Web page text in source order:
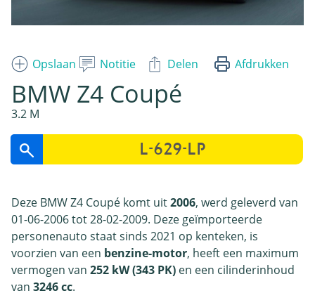
Opslaan Notitie Delen Afdrukken
BMW Z4 Coupé
3.2 M
Deze BMW Z4 Coupé komt uit2006, werd geleverd van
01-06-2006 tot 28-02-2009. Deze geïmporteerde
personenauto staat sinds 2021 op kenteken, is
voorzien van een benzine-motor, heeft een maximum
vermogen van 252 kW (343 PK) en een cilinderinhoud
van 3246 cc.